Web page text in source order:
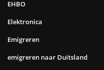
EHBO
Elektronica
Emigreren
emigreren naar Duitsland